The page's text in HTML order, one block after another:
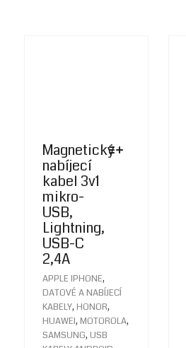
Magnetický
nabíjecí
kabel 3v1
mikro-
USB,
Lightning,
USB-C
2,4A
APPLE IPHONE,
DATOVÉ A NABÍJECÍ
KABELY, HONOR,
HUAWEI, MOTOROLA,
SAMSUNG, USB